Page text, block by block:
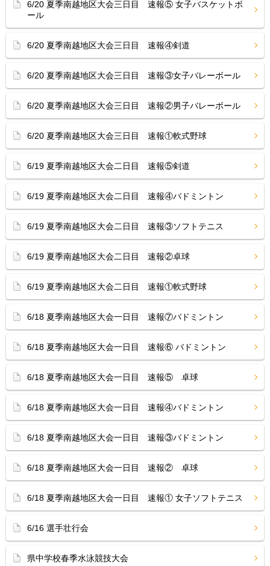
6/20 夏季南越地区大会三日目 速報⑤ 女子バスケットボ
ール
6/20 夏季南越地区大会三日目 速報④剣道
6/20 夏季南越地区大会三日目 速報③女子バレーボール
6/20 夏季南越地区大会三日目 速報②男子バレーボール
6/20 夏季南越地区大会三日目 速報①軟式野球
6/19 夏季南越地区大会二日目 速報⑤剣道
6/19 夏季南越地区大会二日目 速報④バドミントン
6/19 夏季南越地区大会二日目 速報③ソフトテニス
6/19 夏季南越地区大会二日目 速報②卓球
6/19 夏季南越地区大会二日目 速報①軟式野球
6/18 夏季南越地区大会一日目 速報⑦バドミントン
6/18 夏季南越地区大会一日目 速報⑥ バドミントン
6/18 夏季南越地区大会一日目 速報⑤ 卓球
6/18 夏季南越地区大会一日目 速報④バドミントン
6/18 夏季南越地区大会一日目 速報③バドミントン
6/18 夏季南越地区大会一日目 速報② 卓球
6/18 夏季南越地区大会一日目 速報① 女子ソフトテニス
6/16 選手壮行会
県中学校春季水泳競技大会